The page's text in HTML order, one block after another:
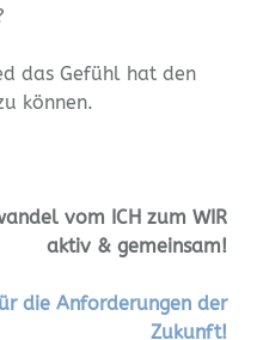
das Gefühl hat den
können.
vom ICH zum WIR
aktiv & gemeinsam!
die Anforderungen der
Zukunft!